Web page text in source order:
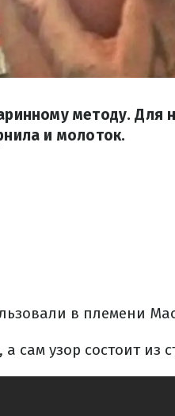
методу. Для
и молоток.
в племени
сам узор состоит из